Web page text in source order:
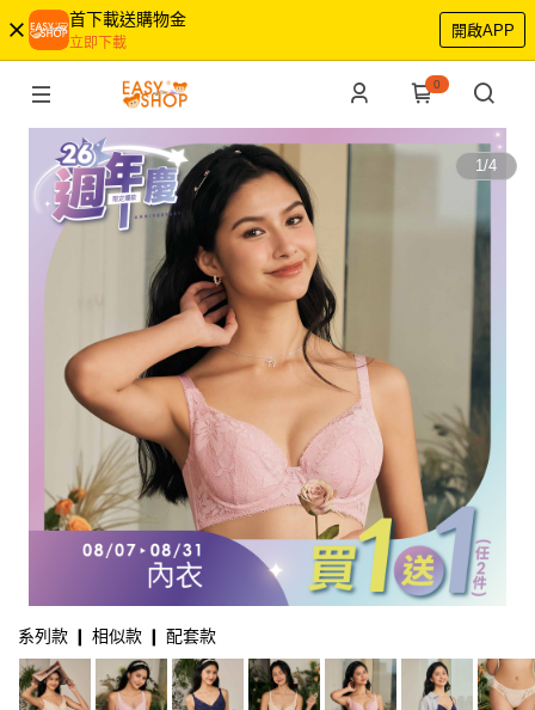
首下載送購物金
立即下載
開啟APP
0
1/4
系列款 ❙ 相似款 ❙ 配套款